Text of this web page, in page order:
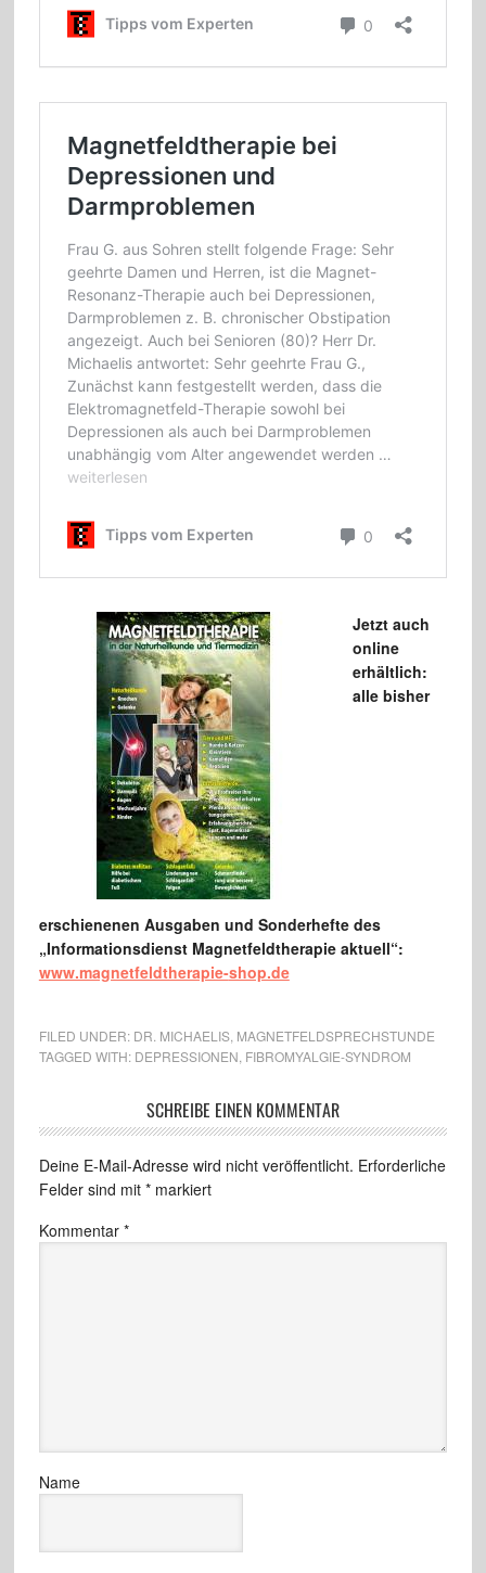
Jetzt auch
online
erhältlich:
alle bisher
erschienenen Ausgaben und Sonderhefte des
„Informationsdienst Magnetfeldtherapie aktuell“:
www.magnetfeldtherapie-shop.de
FILED UNDER: DR. MICHAELIS, MAGNETFELDSPRECHSTUNDE
TAGGED WITH: DEPRESSIONEN FIBROMYALGIE-SYNDROM
SCHREIBE EINEN KOMMENTAR
Deine E-Mail-Adresse wird nicht veröffentlicht. Erforderliche
Felder sind mit *markiert
Kommentar *
Name